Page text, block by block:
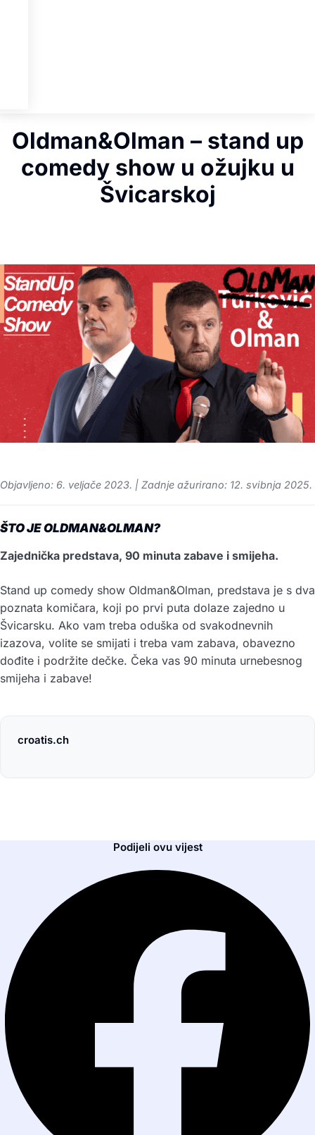
Oldman&Olman – stand up
comedy show u ožujku u
Švicarskoj
Objavljeno: 6. veljače 2023. | Zadnje ažurirano: 12. svibnja 2025.
ŠTO JE OLDMAN&OLMAN?
Zajednička predstava, 90 minuta zabave i smijeha.
Stand up comedy show Oldman&Olman, predstava je s dva
poznata komičara, koji po prvi puta dolaze zajedno u
Švicarsku. Ako vam treba oduška od svakodnevnih
izazova, volite se smijati i treba vam zabava, obavezno
dođite i podržite dečke. Čeka vas 90 minuta urnebesnog
smijeha i zabave!
croatis.ch
Podijeli ovu vijest